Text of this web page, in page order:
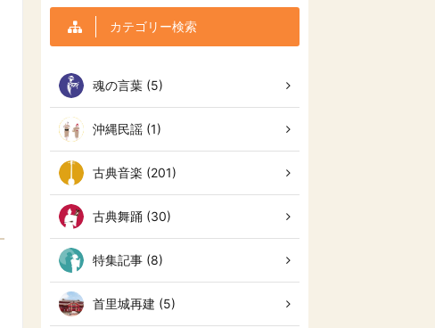
カテゴリー検索
魂の言葉 (5)
沖縄民謡 (1)
古典音楽 (201)
古典舞踊 (30)
特集記事 (8)
首里城再建 (5)